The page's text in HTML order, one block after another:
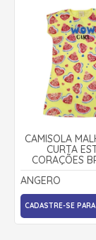
CAMISOLA
CURTA
CORAÇÕES
ESCURO
ANGERO
CADASTRE-SE